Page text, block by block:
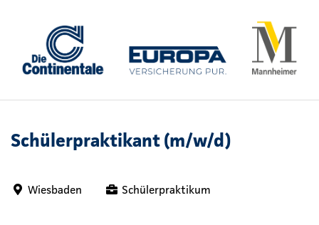
Schülerpraktikant (m/w/d)
Wiesbaden Schülerpraktikum